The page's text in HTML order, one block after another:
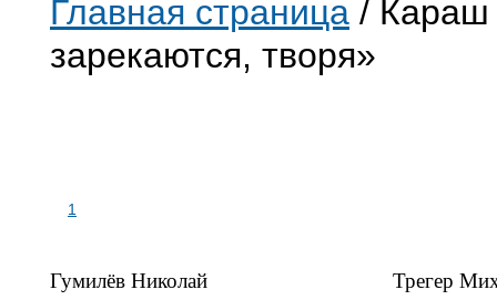
Главная страница / Караш
зарекаются, творя»
1
Гумилёв Николай Трегер